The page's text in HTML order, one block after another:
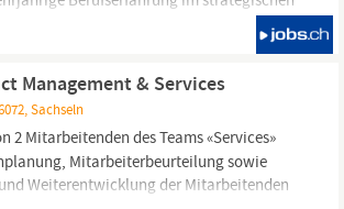
eines Industrieunternehmens Gute
im Category
Management & Services
Sachseln
2 Mitarbeitenden des Teams «Services»
Mitarbeiterbeurteilung sowie
Weiterentwicklung der Mitarbeitenden